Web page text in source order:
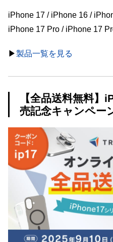
iPhone 17 / iPhone 16 /
iPhone 17 Pro / iPhone 17
▶︎製品一覧を見る
【全品送料無料
売記念キャンペー